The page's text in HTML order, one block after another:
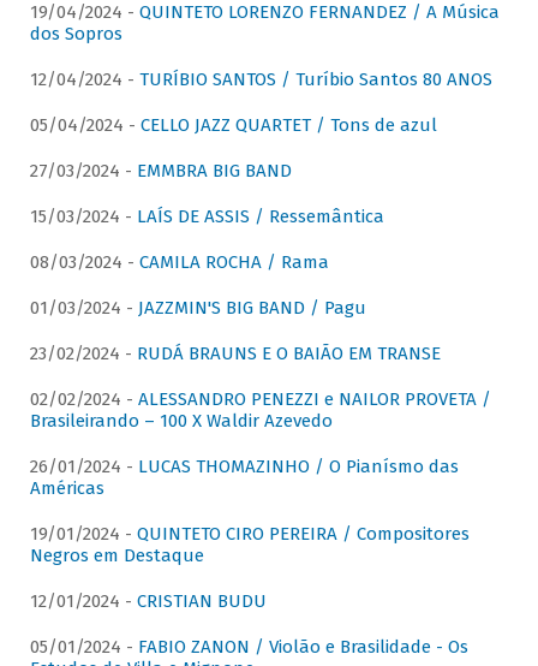
19/04/2024 - QUINTETO LORENZO FERNANDEZ / A Música
dos Sopros
12/04/2024 - TURÍBIO SANTOS / Turíbio Santos 80 ANOS
05/04/2024 - CELLO JAZZ QUARTET / Tons de azul
27/03/2024 - EMMBRA BIG BAND
15/03/2024 - LAÍS DE ASSIS / Ressemântica
08/03/2024 - CAMILA ROCHA / Rama
01/03/2024 - JAZZMIN'S BIG BAND / Pagu
23/02/2024 - RUDÁ BRAUNS E O BAIÃO EM TRANSE
02/02/2024 - ALESSANDRO PENEZZI e NAILOR PROVETA /
Brasileirando – 100 X Waldir Azevedo
26/01/2024 - LUCAS THOMAZINHO / O Pianísmo das
Américas
19/01/2024 - QUINTETO CIRO PEREIRA / Compositores
Negros em Destaque
12/01/2024 - CRISTIAN BUDU
05/01/2024 - FABIO ZANON / Violão e Brasilidade - Os